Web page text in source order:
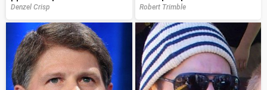
Denzel Crisp Robert Trimble